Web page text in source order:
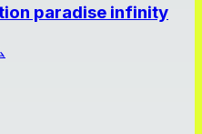
paradise infinity